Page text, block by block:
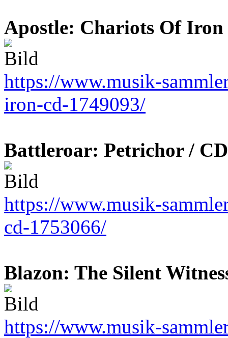
Apostle: Chariots Of Iron
https://www.musik-
iron-cd-1749093/
Battleroar: Petrichor / CD
https://www.musik-
cd-1753066/
Blazon: The Silent
https://www.musik-